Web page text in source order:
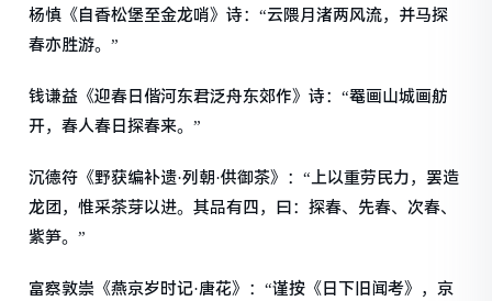
杨慎《自香松堡至金龙哨》诗：“云隈月渚两风流，并马探
春亦胜游。”
钱谦益《迎春日偕河东君泛舟东郊作》诗：“罨画山城画舫
开，春人春日探春来。”
沉德符《野获编补遗·列朝·供御茶》：“上以重劳民力，罢造
龙团，惟采茶芽以进。其品有四，曰：探春、先春、次春、
紫笋。”
富察敦崇《燕京岁时记·唐花》：“谨按《日下旧闻考》，京